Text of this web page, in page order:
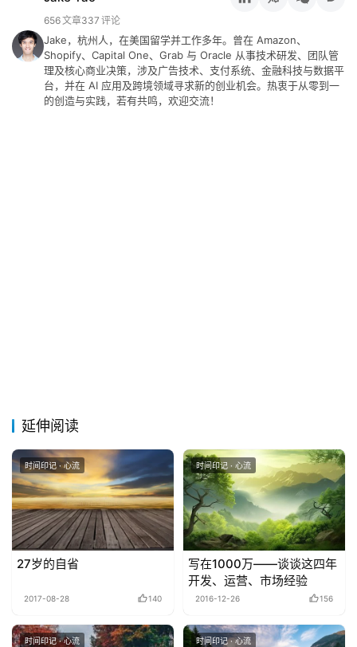
专
栏
于
&
留
言
656文章337 评论
Jake，杭州人，在美国留学并工作多年。曾在 Amazon、
Shopify、Capital One、Grab 与 Oracle 从事技术研发、团队管
理及核心商业决策，涉及广告技术、支付系统、金融科技与数据平
台，并在 AI 应用及跨境领域寻求新的创业机会。热衷于从零到一
的创造与实践，若有共鸣，欢迎交流！
延伸阅读
时间印记 · 心流
27岁的自省
2017-08-28 140
时间印记 · 心流
写在1000万——谈谈这四年
开发、运营、市场经验
2016-12-26 156
时间印记 · 心流 时间印记 · 心流